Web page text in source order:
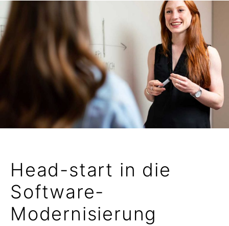
Head-start in die
Software-
Modernisierung